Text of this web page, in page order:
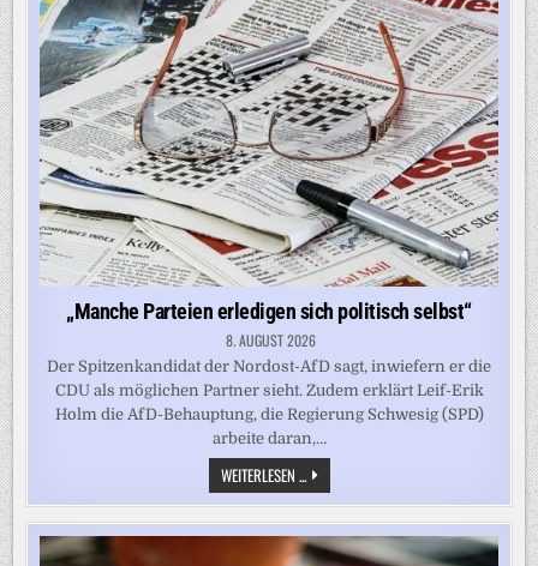
AN
„Manche Parteien erledigen sich politisch selbst“
8. AUGUST 2026
Der Spitzenkandidat der Nordost-AfD sagt, inwiefern er die
CDU als möglichen Partner sieht. Zudem erklärt Leif-Erik
Holm die AfD-Behauptung, die Regierung Schwesig (SPD)
arbeite daran,…
WEITERLESEN ...„MANCHE
PARTEIEN
ERLEDIGEN
SICH
POLITISCH
SELBST“